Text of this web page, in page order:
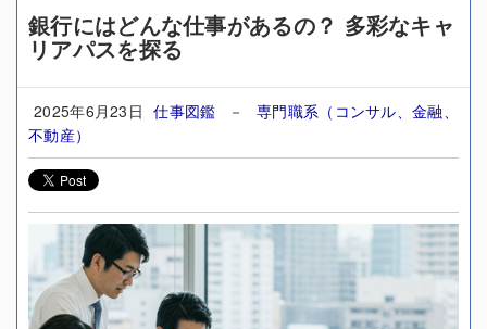
銀行にはどんな仕事があるの？ 多彩なキャ
リアパスを探る
2025年6月23日 仕事図鑑 －専門職系（コンサル、金融、
不動産）